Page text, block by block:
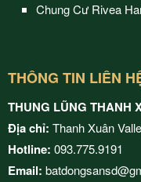
Chung Cư Rivea
THÔNG TIN LIÊN
THUNG LŨNG THANH
Địa chỉ: Thanh Xuân
Hotline: 093.775.9191
Email: